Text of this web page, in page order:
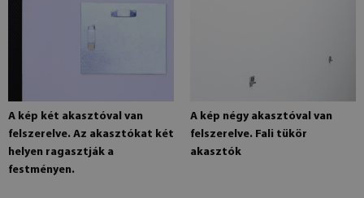
A kép két akasztóval van
felszerelve. Az akasztókat két
helyen ragasztják a
festményen.
A kép négy akasztóval van
felszerelve. Fali tükör
akasztók